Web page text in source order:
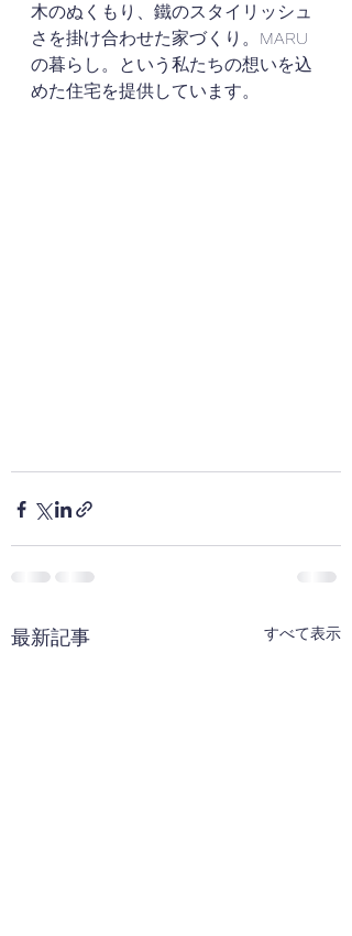
木のぬくもり、鐵のスタイリッシュ
さを掛け合わせた家づくり。MARU
の暮らし。という私たちの想いを込
めた住宅を提供しています。
最新記事 すべて表示